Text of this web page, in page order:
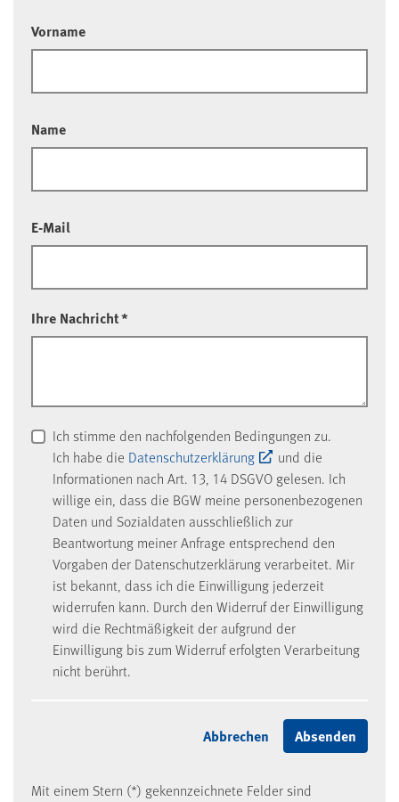
Vorname
Name
E-Mail
Ihre Nachricht*
Ich stimme den nachfolgenden Bedingungen zu.
Ich habe die Datenschutzerklärung
und die
Informationen nach Art. 13, 14 DSGVO gelesen. Ich
willige ein, dass die BGW meine personenbezogenen
Daten und Sozialdaten ausschließlich zur
Beantwortung meiner Anfrage entsprechend den
Vorgaben der Datenschutzerklärung verarbeitet. Mir
ist bekannt, dass ich die Einwilligung jederzeit
widerrufen kann. Durch den Widerruf der Einwilligung
wird die Rechtmäßigkeit der aufgrund der
Einwilligung bis zum Widerruf erfolgten Verarbeitung
nicht berührt.
Mit einem Stern (*) gekennzeichnete Felder sind